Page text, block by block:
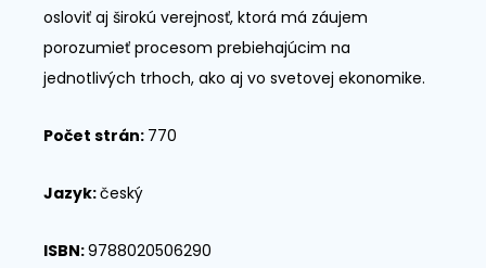
osloviť aj širokú verejnosť, ktorá má záujem
porozumieť procesom prebiehajúcim na
jednotlivých trhoch, ako aj vo svetovej ekonomike.
Počet strán: 770
Jazyk:český
ISBN:9788020506290